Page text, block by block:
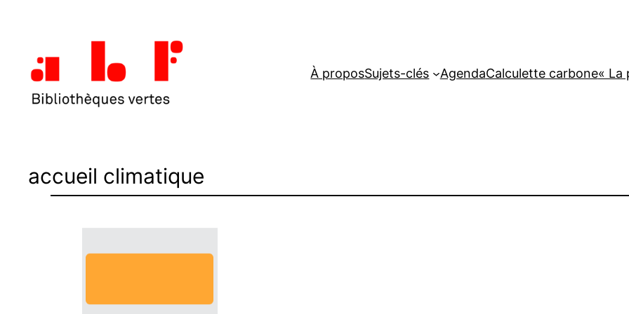
contenu
À proposSujets-clés AgendaCalculette carbone« La
accueil climatique